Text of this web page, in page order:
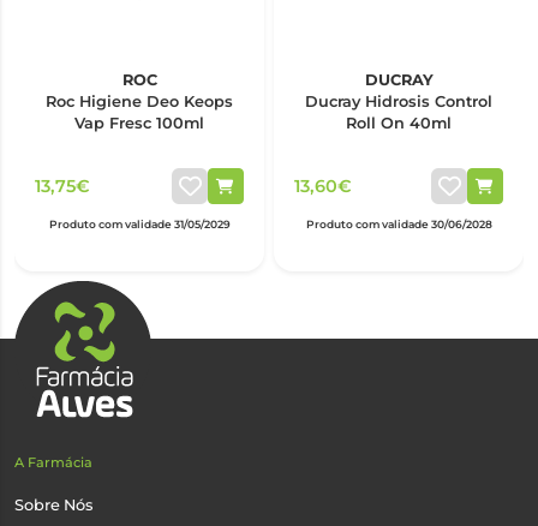
ROC
Roc Higiene Deo Keops
Vap Fresc 100ml
13,75€
Produto com validade 31/05/2029
DUCRAY
Ducray Hidrosis Control
Roll On 40ml
13,60€
Produto com validade 30/06/2028
A Farmácia
Sobre Nós